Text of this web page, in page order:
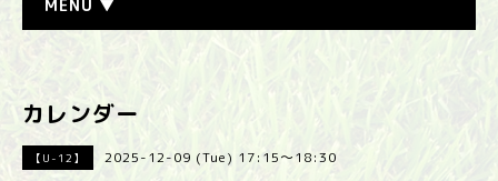
MENU ▼
カレンダー
【U-12】 2025-12-09 (Tue) 17:15～18:30